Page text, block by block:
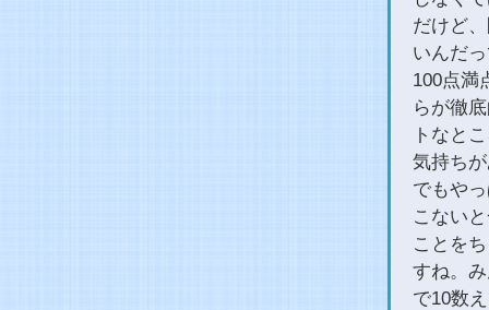
だけど
いんだ
100点満
らが徹
トなと
気持ち
でもや
こない
ことを
すね。
で10数